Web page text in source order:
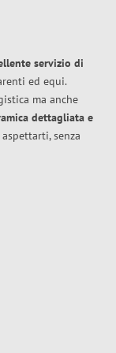
servizio di
ed equi.
ma anche
dettagliata e
senza